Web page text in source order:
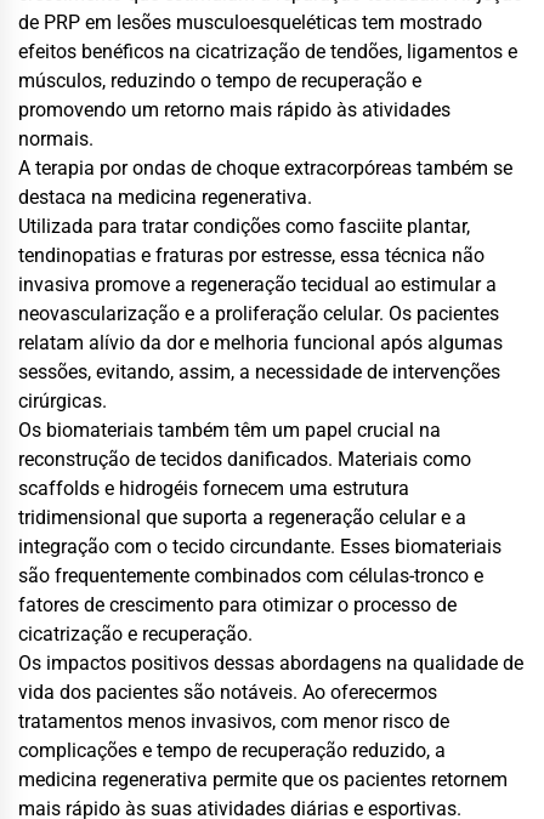
de PRP em lesões musculoesqueléticas tem mostrado
efeitos benéficos na cicatrização de tendões, ligamentos e
músculos, reduzindo o tempo de recuperação e
promovendo um retorno mais rápido às atividades
normais.
A terapia por ondas de choque extracorpóreas também se
destaca na medicina regenerativa.
Utilizada para tratar condições como fasciite plantar,
tendinopatias e fraturas por estresse, essa técnica não
invasiva promove a regeneração tecidual ao estimular a
neovascularização e a proliferação celular. Os pacientes
relatam alívio da dor e melhoria funcional após algumas
sessões, evitando, assim, a necessidade de intervenções
cirúrgicas.
Os biomateriais também têm um papel crucial na
reconstrução de tecidos danificados. Materiais como
scaffolds e hidrogéis fornecem uma estrutura
tridimensional que suporta a regeneração celular e a
integração com o tecido circundante. Esses biomateriais
são frequentemente combinados com células-tronco e
fatores de crescimento para otimizar o processo de
cicatrização e recuperação.
Os impactos positivos dessas abordagens na qualidade de
vida dos pacientes são notáveis. Ao oferecermos
tratamentos menos invasivos, com menor risco de
complicações e tempo de recuperação reduzido, a
medicina regenerativa permite que os pacientes retornem
mais rápido às suas atividades diárias e esportivas.